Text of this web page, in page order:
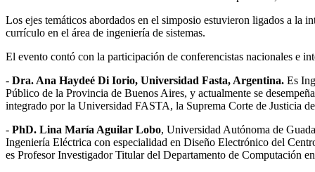
Los ejes temáticos abordados en el simposio estuvieron ligados a la
currículo en el área de ingeniería de sistemas.
El evento contó con la participación de conferencistas nacionales e
- Dra. Ana Haydeé Di Iorio, Universidad Fasta, Argentina. Es
Público de la Provincia de Buenos Aires, y actualmente se
integrado por la Universidad FASTA, la Suprema Corte de Justicia
- PhD. Lina María Aguilar Lobo, Universidad Autónoma de
Ingeniería Eléctrica con especialidad en Diseño Electrónico del
es Profesor Investigador Titular del Departamento de Computación